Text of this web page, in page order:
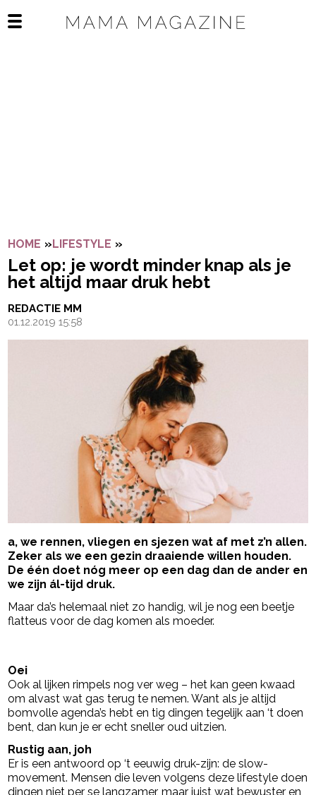
Open het mobiele menu
HOME »LIFESTYLE »
Let op: je wordt minder knap als je
het altijd maar druk hebt
REDACTIE MM
01.12.2019 15:58
a, we rennen, vliegen en sjezen wat af met z’n allen.
Zeker als we een gezin draaiende willen houden.
De één doet nóg meer op een dag dan de ander en
we zijn ál-tijd druk.
Maar da’s helemaal niet zo handig, wil je nog een beetje
flatteus voor de dag komen als moeder.
Oei
Ook al lijken rimpels nog ver weg – het kan geen kwaad
om alvast wat gas terug te nemen. Want als je altijd
bomvolle agenda’s hebt en tig dingen tegelijk aan ‘t doen
bent, dan kun je er echt sneller oud uitzien.
Rustig aan, joh
Er is een antwoord op ‘t eeuwig druk-zijn: de slow-
movement. Mensen die leven volgens deze lifestyle doen
dingen niet per se langzamer, maar juist wat bewuster en